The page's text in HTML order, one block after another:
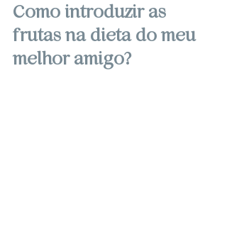
Como introduzir as
frutas na dieta do meu
melhor amigo?